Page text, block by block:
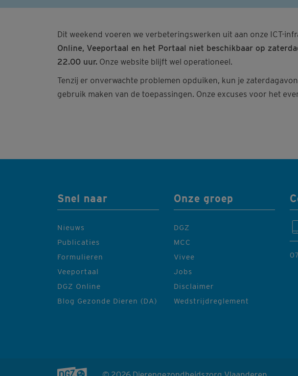
Dit weekend voeren we verbeteringswerken uit aan onze ICT-
Online, Veeportaal en het Portaal niet beschikbaar op
22.00 uur. Onze website blijft wel operationeel.
Tenzij er onverwachte problemen opduiken, kun je
gebruik maken van de toepassingen. Onze excuses voor het
Snel naar
Nieuws
Publicaties
Formulieren
Veeportaal
DGZ Online
Blog Gezonde Dieren (DA)
Onze groep
DGZ
MCC
Vivee
Jobs
Disclaimer
Wedstrijdreglement